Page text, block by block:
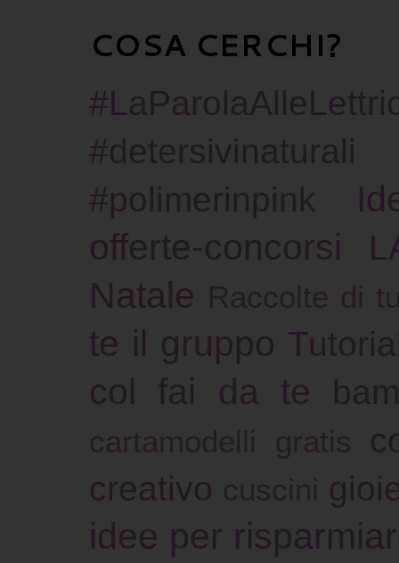
COSA CERCHI?
#detersivinaturali
#polimerinpink
offerte-concorsi
Natale Raccolte di
te il gruppo
col fai da te
cartamodelli gratis
creativo cuscini
idee per